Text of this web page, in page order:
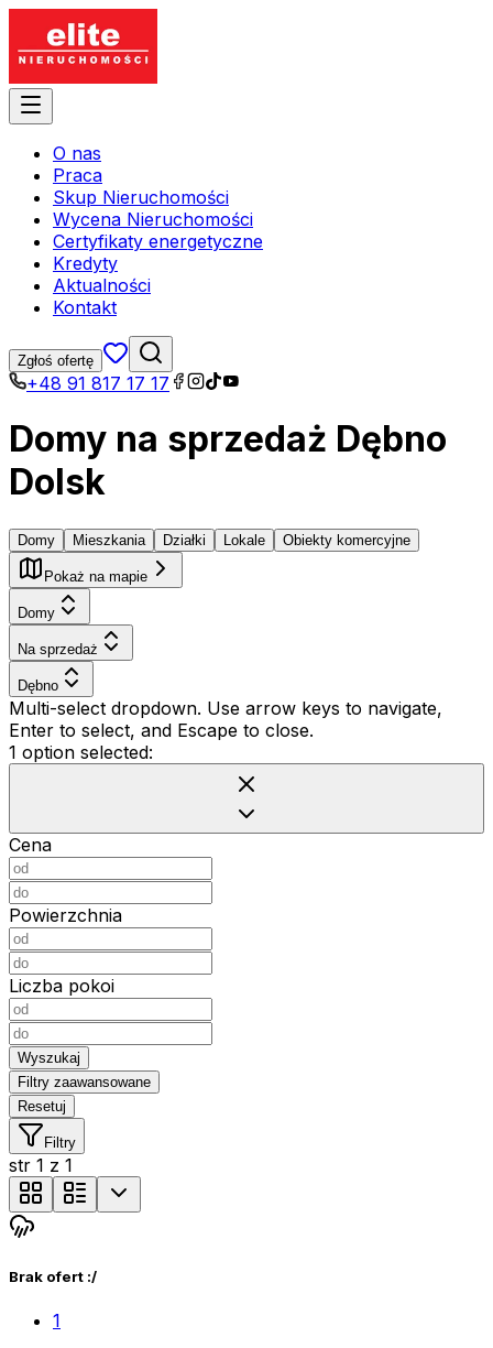
O nas
Praca
Skup Nieruchomości
Wycena Nieruchomości
Certyfikaty energetyczne
Kredyty
Aktualności
Kontakt
Zgłoś ofertę
+48 91 817 17 17
Domy na sprzedaż Dębno
Dolsk
Domy Mieszkania Działki Lokale Obiekty komercyjne
Pokaż na mapie
Domy
Na sprzedaż
Dębno
Multi-select dropdown. Use arrow keys to navigate,
Enter to select, and Escape to close.
1 option selected:
Cena
Powierzchnia
Liczba pokoi
Wyszukaj
Filtry zaawansowane
Resetuj
Filtry
str 1 z 1
Brak ofert :/
1